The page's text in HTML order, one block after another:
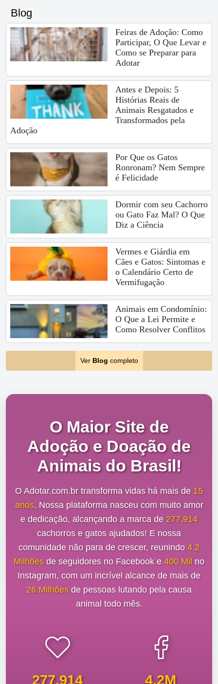
Blog
Feiras de Adoção: Como
Participar, O Que Levar e
Como se Preparar para
Adotar
Antes e Depois: 5
Histórias Reais de
Animais Resgatados e
Transformados pela
Adoção
Por Que os Gatos
Ronronam? Nem Sempre
é Felicidade
Dormir com seu Cachorro
ou Gato Faz Mal? O Que
Diz a Ciência
Vermes e Giárdia em
Cães e Gatos: Sintomas e
o Calendário Certo de
Vermifugação
Animais em Condomínio:
O Que a Lei Permite e
Como Resolver Conflitos
Ver Blog completo
O Maior Site de
Adoção e Doação de
Animais do Brasil!
O Adotar.com.br transforma vidas há mais de 15
anos. Nossa plataforma nasceu com muito amor
e dedicação, alcançando a marca de 277,914
cachorros e gatos ajudados! E nossa
comunidade não para de crescer, reunindo 4.2
Milhõesde seguidores no Facebook e 400 Mil no
Instagram, com um incrível alcance de mais de
26 Milhõesde pessoas lutando pela causa
animal todo mês.
277,914 4.2M